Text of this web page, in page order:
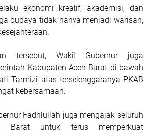
ekonomi kreatif, akademisi, dan
budaya tidak hanya menjadi warisan,
tersebut, Wakil Gubernur juga
Kabupaten Aceh Barat di bawah
Tarmizi atas terselenggaranya PKAB
kebersamaan.
Fadhlullah juga mengajak seluruh
Barat untuk terus memperkuat